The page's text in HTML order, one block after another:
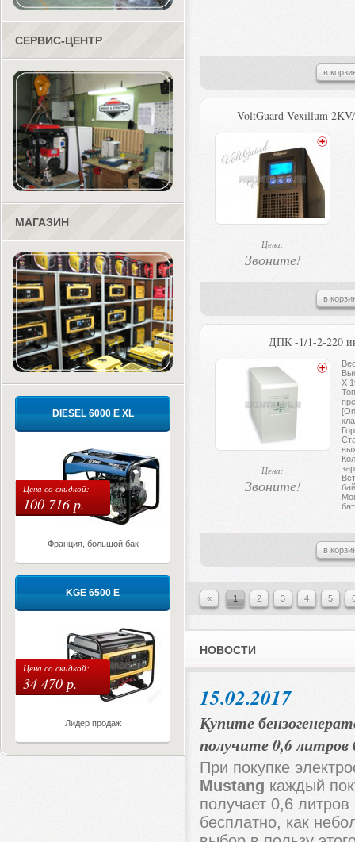
СЕРВИС-ЦЕНТР
МАГАЗИН
DIESEL 6000 E XL
Цена со скидкой:
100 716 р.
Франция, большой бак
KGE 6500 E
Цена со скидкой:
34 470 р.
Лидер продаж
в
VoltGuard Vexillum
Цена:
Звоните!
в
ДПК -1/1-2-220
Цена:
Звоните!
X
в
« 1 2 3 4 5
НОВОСТИ
15.02.2017
Купите
получите 0,6
При покупке
Mustang каждый
получает 0,6
бесплатно, как